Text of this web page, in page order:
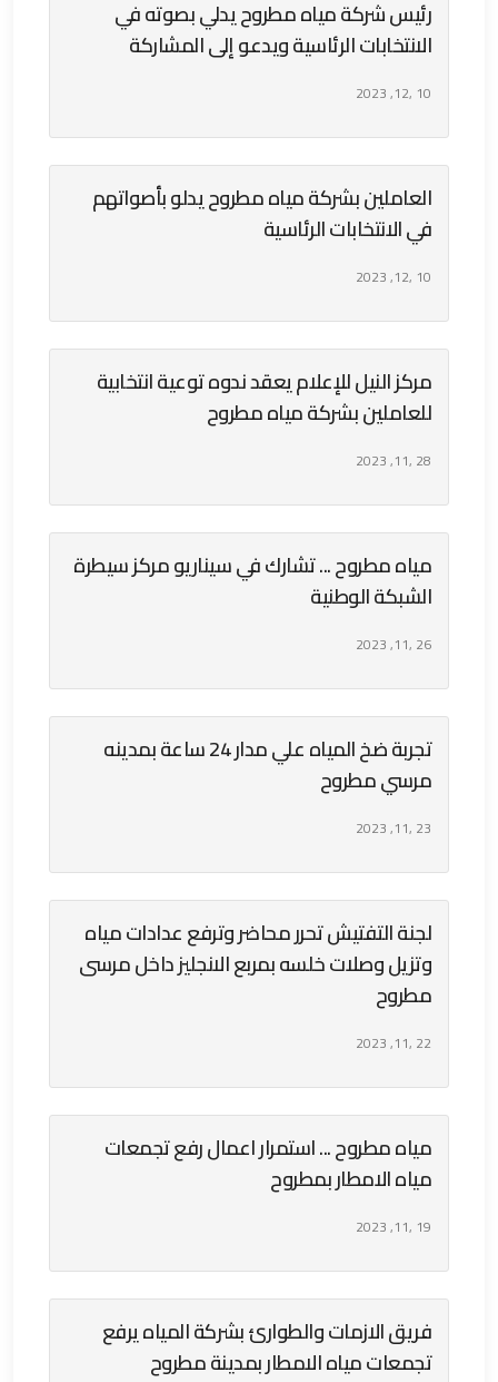
رئيس شركة مياه مطروح يدلي بصوته في
الانتخابات الرئاسية ويدعو إلى المشاركة
10 ,12, 2023
العاملين بشركة مياه مطروح يدلو بأصواتهم
في الانتخابات الرئاسية
10 ,12, 2023
مركز النيل للإعلام يعقد ندوه توعية انتخابية
للعاملين بشركة مياه مطروح
28 ,11, 2023
مياه مطروح ... تشارك في سيناريو مركز سيطرة
الشبكة الوطنية
26 ,11, 2023
تجربة ضخ المياه علي مدار 24 ساعة بمدينه
مرسي مطروح
23 ,11, 2023
لجنة التفتيش تحرر محاضر وترفع عدادات مياه
وتزيل وصلات خلسه بمربع الانجليز داخل مرسى
مطروح
22 ,11, 2023
مياه مطروح ... استمرار اعمال رفع تجمعات
مياه الامطار بمطروح
19 ,11, 2023
فريق الازمات والطوارئ بشركة المياه يرفع
تجمعات مياه الامطار بمدينة مطروح